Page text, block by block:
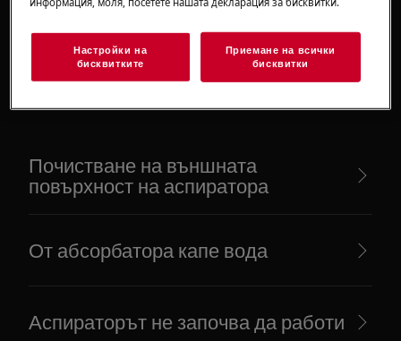
Препоръчани статии
за Абсорбатори
Почистване на външната
повърхност на аспиратора
От абсорбатора капе вода
Аспираторът не започва да работи
Настройки на
бисквитките
Приемане на всички
бисквитки